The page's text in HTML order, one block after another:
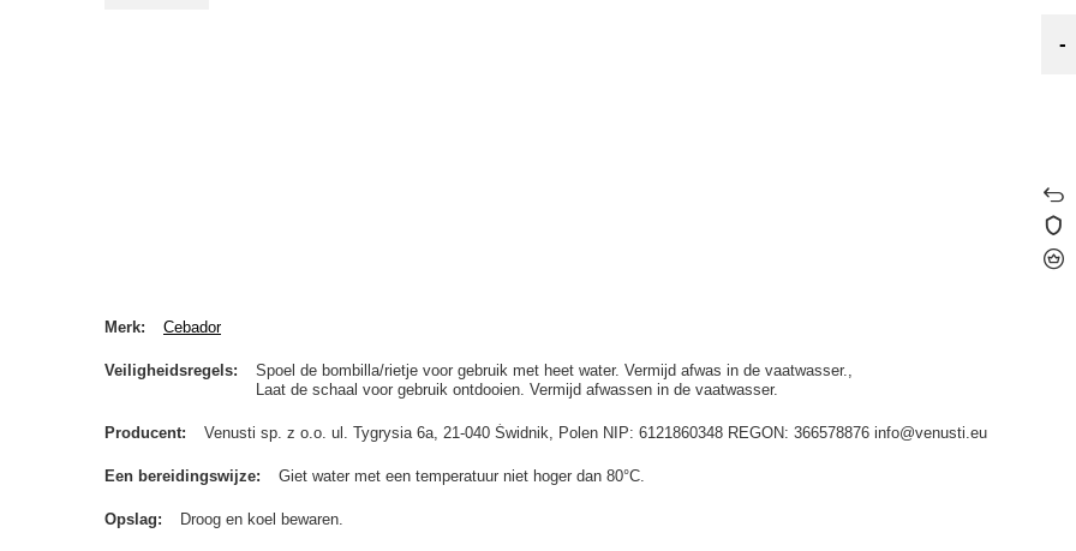
-
Merk Cebador
Veiligheidsregels
Spoel de bombilla/rietje voor gebruik met heet water. Vermijd afwas in de vaatwasser.
Laat de schaal voor gebruik ontdooien. Vermijd afwassen in de vaatwasser.
Producent Venusti sp. z o.o. ul. Tygrysia 6a, 21-040 Świdnik, Polen NIP: 6121860348 REGON: 366578876 info@venusti.eu
Een bereidingswijze Giet water met een temperatuur niet hoger dan 80°C.
Opslag Droog en koel bewaren.